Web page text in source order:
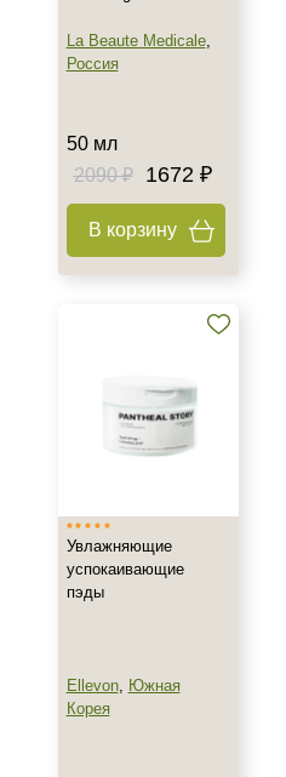
La Beaute Medicale,
Россия
50 мл
2090 ₽
1672 ₽
В корзину
Увлажняющие
успокаивающие
пэды
Ellevon, Южная
Корея
Не показывать
+7 (929)